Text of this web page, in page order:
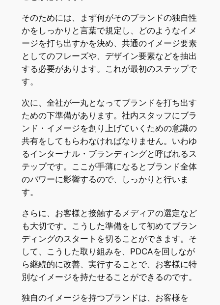
そのためには、まず何がそのブランドの独自性
かをしっかりと言葉で規定し、どのようなイメ
ージを打ち出すかを決め、共通のイメージ要素
としてのフレーズや、デザイン要素などを抽出
する必要があります。これが最初のステップで
す。
次に、全社が一丸となってブランドを打ち出す
ための下準備があります。社内スタッフにブラ
ンド・イメージを創り上げていくための意識の
共有をしてもらわなければなりません。いわゆ
るインターナル・ブランディングと呼ばれるス
テップです。ここが手薄になるとブランド全体
のパワーに影響するので、しっかりと行いま
す。
さらに、お客様と接触するメディアの選定など
も大切です。こうした準備をして初めてブラン
ディングのスタートを切ることができます。そ
して、こうした取り組みを、PDCAを回しなが
ら継続的に改善、実行することで、お客様に特
別なイメージを持たせることができるのです。
独自のイメージを持つブランドは、お客様を